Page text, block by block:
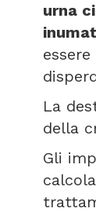
urna
essere
La
della
Gli